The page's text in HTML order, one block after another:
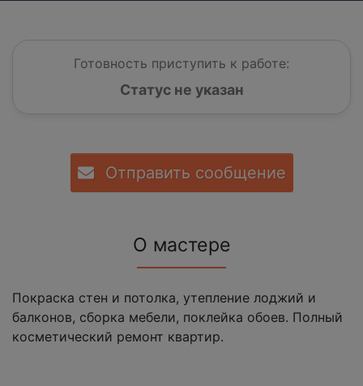
Готовность приступить к работе:
Статус не указан
Отправить сообщение
О мастере
Покраска стен и потолка, утепление лоджий и
балконов, сборка мебели, поклейка обоев. Полный
косметический ремонт квартир.